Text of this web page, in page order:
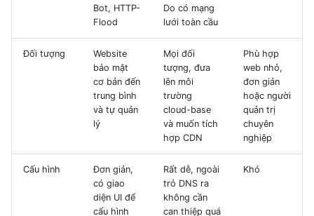
Bot, HTTP-
Flood
Do có mạng
lưới toàn cầu
Đối tượng
Website
bảo mật
cơ bản đến
trung bình
và tự quản
lý
Mọi đối
tượng, đưa
lên môi
trường
cloud-base
và muốn tích
hợp CDN
Phù hợp
web nhỏ,
đơn giản
hoặc người
quản trị
chuyên
nghiệp
Cấu hình
Đơn giản,
có giao
diện UI để
cấu hình
Rất dễ, ngoài
trỏ DNS ra
không cần
can thiệp quá
Khó